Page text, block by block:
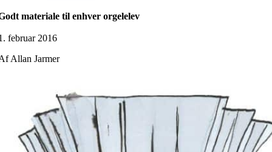
materiale til enhver orgelelev
februar 2016
Allan Jarmer